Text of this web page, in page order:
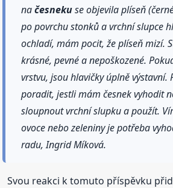
načesnekuse objevila plíseň
po povrchu stonků a vrchní slupce
ochladí, mám pocit, že plíseň mizí.
krásné, pevné a nepoškozené.
vrstvu, jsou hlavičky úplně výstavní.
poradit, jestli mám česnek vyhodit
sloupnout vrchní slupku a použít.
ovoce nebo zeleniny je potřeba
radu, Ingrid Míková.
Svou reakci k tomuto příspěvku